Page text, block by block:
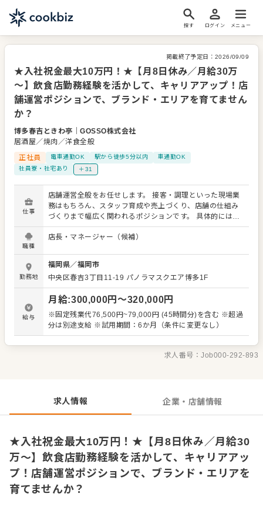
探す ログイン メニュー
掲載終了予定日： 2026/09/09
★入社祝金最大10万円！★【月8日休み／月給30万
～】飲食店勤務経験を活かして、キャリアアップ！店
舗運営ポジションで、ブランド・エリアを育てません
か？
博多春吉ときわ亭 ｜GOSSO株式会社
居酒屋／焼肉／洋食全般
正社員
電車通勤OK 駅から徒歩5分以内
車通勤OK
社員寮・社宅あり
＋31
仕事
店舗運営全般をお任せします。 接客・調理といった現場業
務はもちろん、スタッフ育成や売上づくり、店舗の仕組み
づくりまで幅広く関われるポジションです。 具体的には…
■店舗営業業務 ・ホール業務全般（接客、料理提供、会計
など） ・キッチン業務（仕込み、調理、盛り付け） ・清
■店舗運営・マネジメント業務 ・アルバイトスタッフの採
用、育成、指導 ・シフト管理、人員配置の調整 ・売上管
理、発注業務 ・SNS更新やイベント企画などのプロモーシ
ョン活動 ・メニュー開発、季節限定商品のアイデア出し 将
来的には、エリアを牽引するリーダーや、 本部ポジション
へのキャリアアップも目指せる環境。 年功序列ではなく、
実力と行動力を正当に評価します。 -----------------------------
採用ルールや店舗文化、運営スタイルは現場主導。 「どん
なお店にしたいか」「どんなチームをつくるか」を自分の
重ねていきます！
職種
店長・マネージャー（候補）
勤務地
福岡県／福岡市
中央区春吉3丁目11-19 パノラマスクエア博多1F
給与
月給:300,000円〜320,000円
※固定残業代76,500円~79,000円 (45時間分)を含む ※超過
分は別途支給 ※試用期間：6か月（条件に変更なし）
求人番号：Job000-292-893
求人情報 企業・店舗情報
★入社祝金最大10万円！★【月8日休み／月給30
万～】飲食店勤務経験を活かして、キャリアアッ
プ！店舗運営ポジションで、ブランド・エリアを
育てませんか？